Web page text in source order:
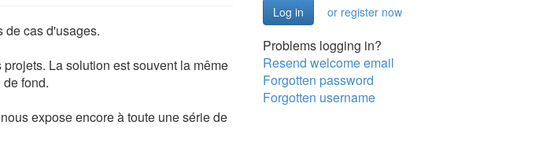
de cas d'usages.
La solution est souvent la même
fond.
expose encore à toute une série de
or register now
Problems logging in?
Resend welcome email
Forgotten password
Forgotten username